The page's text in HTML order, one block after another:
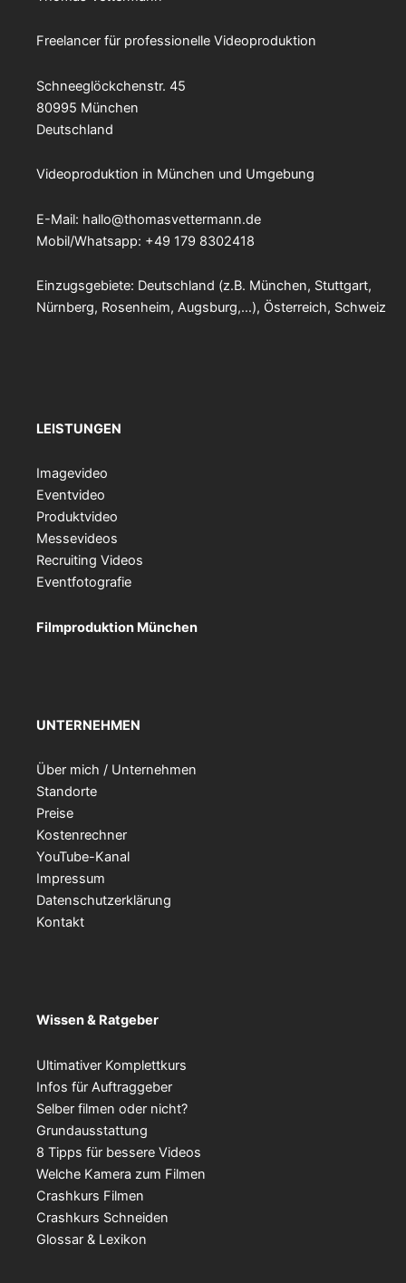
Freelancer für professionelle Videoproduktion
Schneeglöckchenstr. 45
80995 München
Deutschland
Videoproduktion in München und Umgebung
E-Mail: hallo@thomasvettermann.de
Mobil/Whatsapp: +49 179 8302418
Einzugsgebiete: Deutschland (z.B. München, Stuttgart,
Nürnberg, Rosenheim, Augsburg,…), Österreich, Schweiz
LEISTUNGEN
Imagevideo
Eventvideo
Produktvideo
Messevideos
Recruiting Videos
Eventfotografie
Filmproduktion München
UNTERNEHMEN
Über mich / Unternehmen
Standorte
Preise
Kostenrechner
YouTube-Kanal
Impressum
Datenschutzerklärung
Kontakt
Wissen & Ratgeber
Ultimativer Komplettkurs
Infos für Auftraggeber
Selber filmen oder nicht?
Grundausstattung
8 Tipps für bessere Videos
Welche Kamera zum Filmen
Crashkurs Filmen
Crashkurs Schneiden
Glossar & Lexikon